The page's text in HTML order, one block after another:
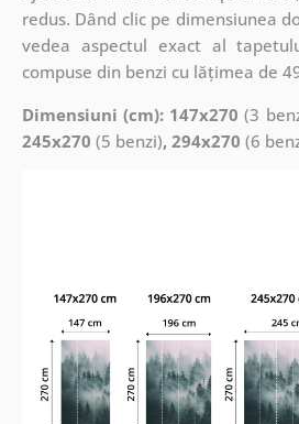
redus. Dând clic pe dimensiunea
vedea aspectul exact al
compuse din benzi cu lățimea de
Dimensiuni (cm): 147x270 (3
245x270 (5 benzi), 294x270 (6